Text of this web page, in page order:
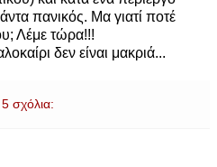
πανικός. Μα γιατί ποτέ
Λέμε τώρα!!!
δεν είναι μακριά...
5 σχόλια: